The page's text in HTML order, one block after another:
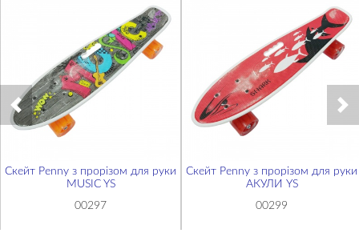
Скейт Penny з прорізом для руки
MUSIC YS
00297
Скейт Penny з прорізом для руки
АКУЛИ YS
00299